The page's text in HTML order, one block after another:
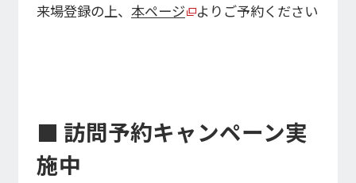
来場登録の上、 本ページ よりご予約ください
■ 訪問予約キャンペーン実
施中